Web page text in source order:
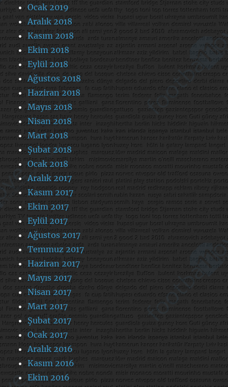
Ocak 2019
Aralık 2018
Kasım 2018
Ekim 2018
Eylül 2018
Ağustos 2018
Haziran 2018
Mayıs 2018
Nisan 2018
Mart 2018
Şubat 2018
Ocak 2018
Aralık 2017
Kasım 2017
Ekim 2017
Eylül 2017
Ağustos 2017
Temmuz 2017
Haziran 2017
Mayıs 2017
Nisan 2017
Mart 2017
Şubat 2017
Ocak 2017
Aralık 2016
Kasım 2016
Ekim 2016